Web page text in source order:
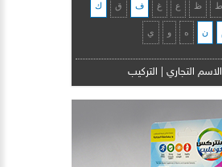
ط ظ ع غ ف ق ك
ن ه و ي
الاسم التجاري التركيب